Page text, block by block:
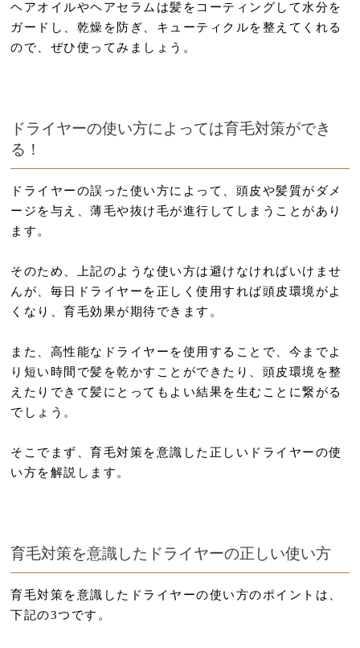
ヘアオイルやヘアセラムは髪をコーティングして水分を
ガードし、乾燥を防ぎ、キューティクルを整えてくれる
ので、ぜひ使ってみましょう。
ドライヤーの使い方によっては育毛対策ができ
る！
ドライヤーの誤った使い方によって、頭皮や髪質がダメ
ージを与え、薄毛や抜け毛が進行してしまうことがあり
ます。
そのため、上記のような使い方は避けなければいけませ
んが、毎日ドライヤーを正しく使用すれば頭皮環境がよ
くなり、育毛効果が期待できます。
また、高性能なドライヤーを使用することで、今までよ
り短い時間で髪を乾かすことができたり、頭皮環境を整
えたりできて髪にとってもよい結果を生むことに繋がる
でしょう。
そこでまず、育毛対策を意識した正しいドライヤーの使
い方を解説します。
育毛対策を意識したドライヤーの正しい使い方
育毛対策を意識したドライヤーの使い方のポイントは、
下記の3つです。